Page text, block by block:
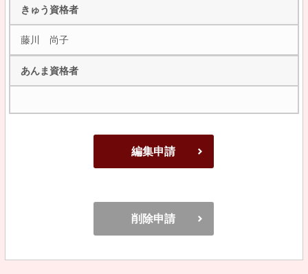
きゅう資格者
藤川 尚子
あんま資格者
編集申請
削除申請